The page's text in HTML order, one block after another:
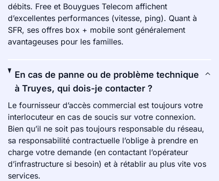
débits. Free et Bouygues Telecom affichent
d’excellentes performances (vitesse, ping). Quant à
SFR, ses offres box + mobile sont généralement
avantageuses pour les familles.
En cas de panne ou de problème technique
à Truyes, qui dois-je contacter ?
Le fournisseur d’accès commercial est toujours votre
interlocuteur en cas de soucis sur votre connexion.
Bien qu’il ne soit pas toujours responsable du réseau,
sa responsabilité contractuelle l’oblige à prendre en
charge votre demande (en contactant l’opérateur
d’infrastructure si besoin) et à rétablir au plus vite vos
services.